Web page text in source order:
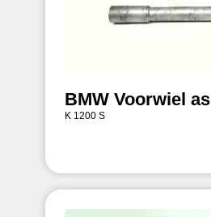
BMW Voorwiel as
K 1200 S